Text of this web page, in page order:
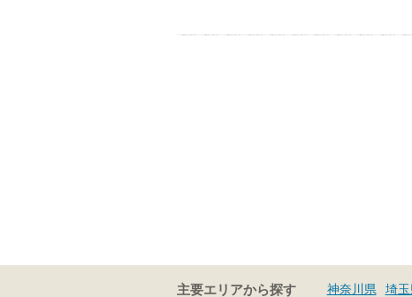
主要エリアから探す 神奈川県 埼玉